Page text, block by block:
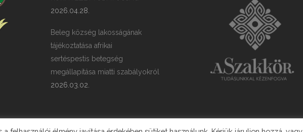
2026.04.28.
Beleg község lakosságának
tájékoztatása afrikai
sertéspestis betegség
megállapítása miatti szabályokról
2026.03.02.